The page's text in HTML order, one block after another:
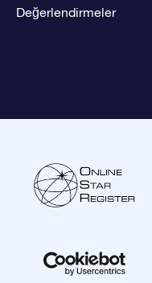
Değerlendirmeler
Müşteri Hizmetleri: